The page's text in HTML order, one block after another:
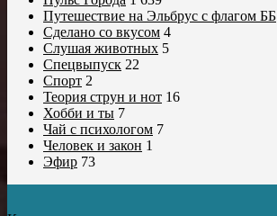
Путешествие на Эльбрус с флагом ББ
Сделано со вкусом 4
Слушая животных 5
Спецвыпуск 22
Спорт 2
Теория струн и нот 16
Хобби и ты 7
Чай с психологом 7
Человек и закон 1
Эфир 73